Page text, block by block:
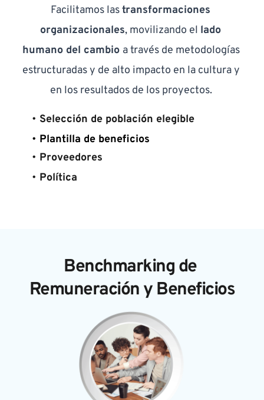
Facilitamos las transformaciones
organizacionales, movilizando el lado
humano del cambio a través de metodologías
estructuradas y de alto impacto en la cultura y
en los resultados de los proyectos.
Selección de población elegible
Plantilla de beneficios
Proveedores
Política
Benchmarking de
Remuneración y Beneficios